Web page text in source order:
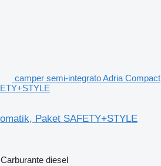
camper semi-integrato Adria Compact
Paket SAFETY+STYLE
Carburante diesel